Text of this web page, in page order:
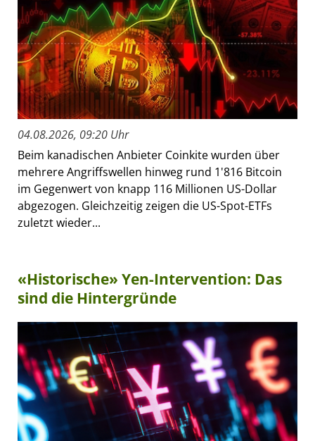
04.08.2026, 09:20 Uhr
Beim kanadischen Anbieter Coinkite wurden über
mehrere Angriffswellen hinweg rund 1'816 Bitcoin
im Gegenwert von knapp 116 Millionen US-Dollar
abgezogen. Gleichzeitig zeigen die US-Spot-ETFs
zuletzt wieder...
«Historische» Yen-Intervention: Das
sind die Hintergründe